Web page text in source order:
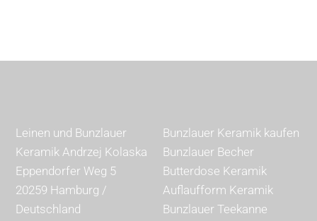
Leinen und Bunzlauer
Keramik Andrzej Kolaska
Eppendorfer Weg 5
20259 Hamburg /
Deutschland
Bunzlauer Keramik kaufen
Bunzlauer Becher
Butterdose Keramik
Auflaufform Keramik
Bunzlauer Teekanne